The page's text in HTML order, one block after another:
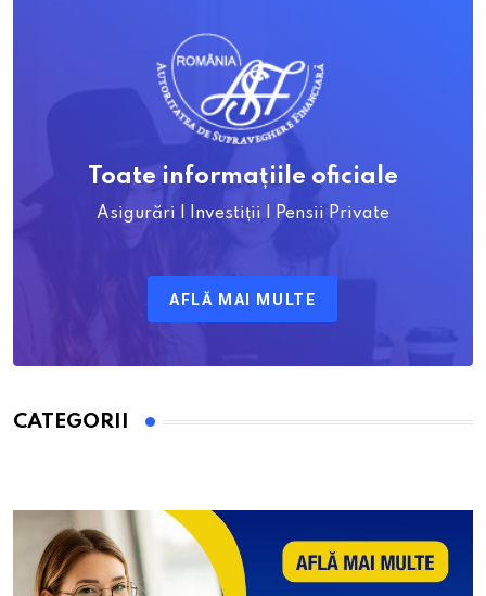
Toate informațiile oficiale
Asigurări | Investiții | Pensii Private
AFLĂ MAI MULTE
CATEGORII